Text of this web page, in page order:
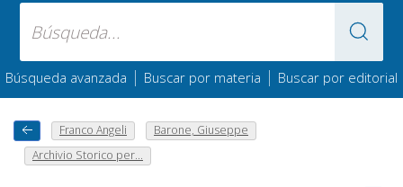
Búsqueda avanzada | Buscar por materia | Buscar por editorial
Franco Angeli
Barone, Giuseppe
Archivio Storico per...